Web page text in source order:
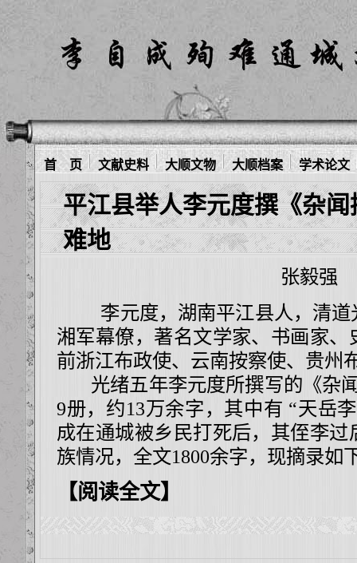
首 页 文献史料 大顺文物 大顺档案 学术论文
平江县举人李元度撰《杂
难地
张毅强
李元度，湖南平江县人，清道
湘军幕僚，著名文学家、书画家
前浙江布政使、云南按察使、贵州
光绪五年李元度所撰写的《杂
9册，约13万余字，其中有 “天岳
成在通城被乡民打死后，其侄李
族情况，全文1800余字，现摘录如
【阅读全文】